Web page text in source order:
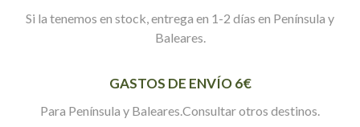
Si la tenemos en stock, entrega en 1-2 días en Península y
Baleares.
GASTOS DE ENVÍO 6€
Para Península y Baleares.Consultar otros destinos.